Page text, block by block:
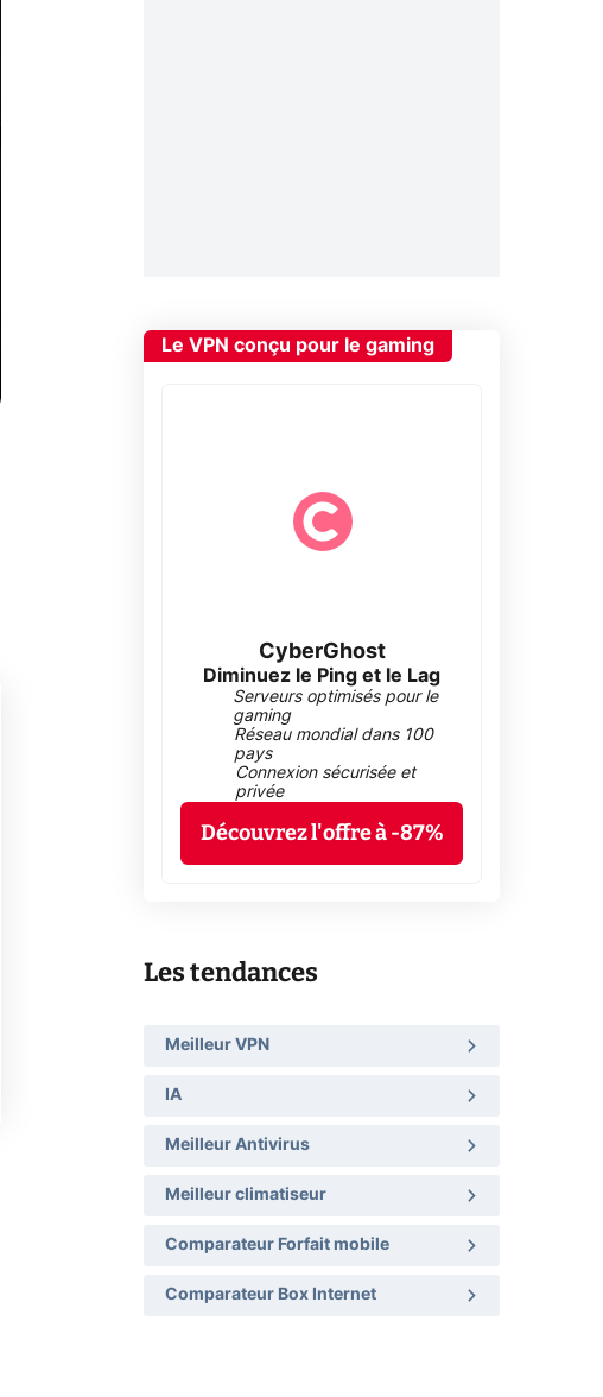
Le VPN conçu pour le gaming
CyberGhost
Diminuez le Ping et le Lag
Serveurs optimisés pour le
gaming
Réseau mondial dans 100
pays
Connexion sécurisée et
privée
Découvrez l'offre à -87%
Les tendances
Meilleur VPN
IA
Meilleur Antivirus
Meilleur climatiseur
Comparateur Forfait mobile
Comparateur Box Internet